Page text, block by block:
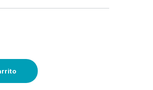
transductor EYE-(tiempo real) quantity